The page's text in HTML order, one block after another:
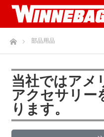
ホーム部品用品
当社ではアメ
アクセサリー
ります。